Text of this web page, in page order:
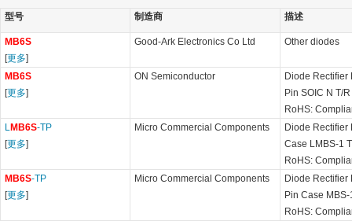
型号 制造商 描述
MB6S
[更多]
Good-Ark Electronics Co Ltd Other diodes
MB6S
[更多]
ON Semiconductor
Diode Rectifier
Pin SOIC N T/R
RoHS:
LMB6S-TP
[更多]
Micro Commercial Components
Diode Rectifier
Case LMBS-1
RoHS:
MB6S-TP
[更多]
Micro Commercial Components
Diode Rectifier
Pin Case MBS-
RoHS: